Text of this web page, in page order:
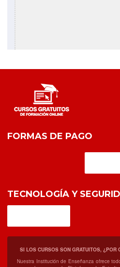
FORMAS DE PAGO
TECNOLOGÍA Y
SI LOS CURSOS SON GRATUITOS, ¿POR
Nuestra Institución de Enseñanza ofrece